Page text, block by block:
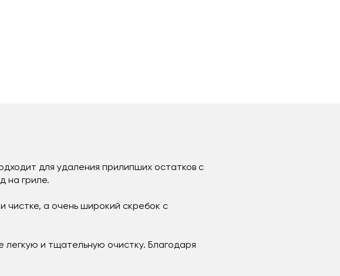
для удаления прилипших остатков с
на гриле.
чистке, а очень широкий скребок с
и тщательную очистку. Благодаря